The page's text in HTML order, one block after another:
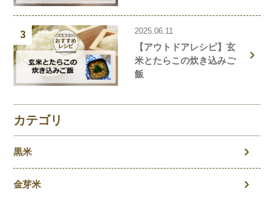
3 2025.06.11
【アウトドアレシピ】玄
米とたらこの炊き込みご
飯
カテゴリ
黒米
金芽米